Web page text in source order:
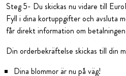
Steg 5- Du skickas nu vidare till
Fyll i dina kortuppgifter och avsluta
får direkt information om
Din orderbekräftelse skickas till din
Dina blommor är nu på väg!